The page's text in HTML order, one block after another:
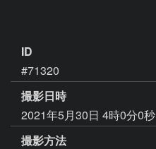
ID
#71320
撮影日時
2021年5月30日 4時0分0秒
撮影方法